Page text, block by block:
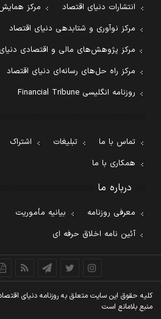
انتشارات دنیای اقتصاد
مرکز
مرکز نوآوری و شتابدهی دنیای اقتصاد
مرکز پژوهش‌های مالی و اقتصادی
مرکز راه حل‌های رسانه‌ای دنیای اقتصاد
روزنامه انگلیسی Financial Tribune
تماس با ما تبلیغات اشتراک
همکاری با ما
درباره ما
معرفی روزنامه
بیانیه مأموریت
آئین نامه اخلاق حرفه ای
کليه حقوق اين سايت متعلق به روزنامه دنيای
منبع بلامانع است